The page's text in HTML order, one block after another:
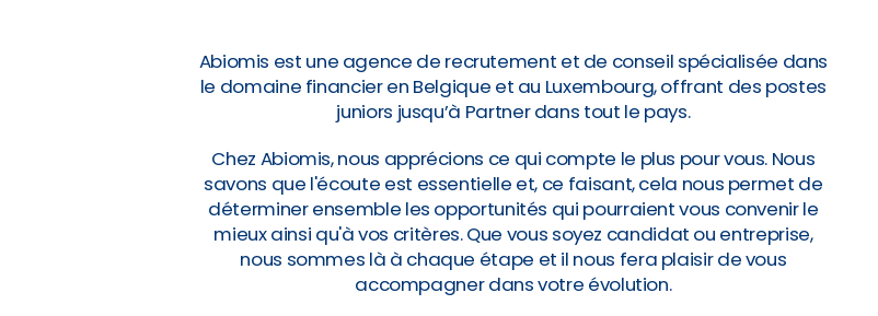
Abiomis est une agence de recrutement et de conseil spécialisée dans
le domaine financier en Belgique et au Luxembourg, offrant des postes
juniors jusqu’à Partner dans tout le pays.
Chez Abiomis, nous apprécions ce qui compte le plus pour vous. Nous
savons que l'écoute est essentielle et, ce faisant, cela nous permet de
déterminer ensemble les opportunités qui pourraient vous convenir le
mieux ainsi qu'à vos critères. Que vous soyez candidat ou entreprise,
nous sommes là à chaque étape et il nous fera plaisir de vous
accompagner dans votre évolution.